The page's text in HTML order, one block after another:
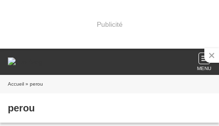
Publicité
MENU
Accueil » perou
perou